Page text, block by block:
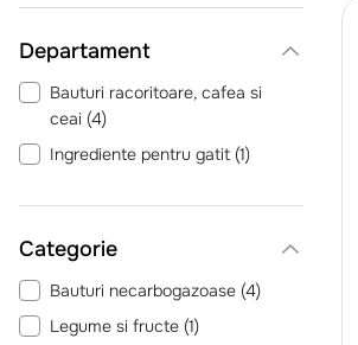
10.pizza
Departament
Bauturi racoritoare, cafea si
ceai (4)
Ingrediente pentru gatit (1)
Categorie
Bauturi necarbogazoase (4)
Legume si fructe (1)